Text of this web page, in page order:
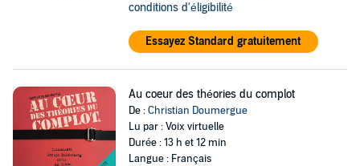
conditions d'éligibilité
Essayez Standard gratuitement
Au coeur des théories du complot
De :Christian Doumergue
Lu par : Voix virtuelle
Durée : 13 h et 12 min
Langue : Français